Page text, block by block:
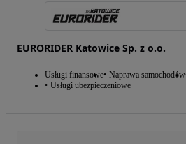
EURORIDER Katowice Sp. z o.o.
Usługi finansowe Naprawa samochodów
Usługi ubezpieczeniowe